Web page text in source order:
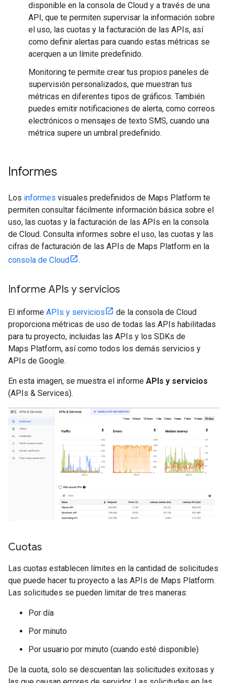
disponible en la consola de Cloud y a través de una
API, que te permiten supervisar la información sobre
el uso, las cuotas y la facturación de las APIs, así
como definir alertas para cuando estas métricas se
acerquen a un límite predefinido.
Monitoring te permite crear tus propios paneles de
supervisión personalizados, que muestran tus
métricas en diferentes tipos de gráficos. También
puedes emitir notificaciones de alerta, como correos
electrónicos o mensajes de texto SMS, cuando una
métrica supere un umbral predefinido.
Informes
Los informes visuales predefinidos de Maps Platform te
permiten consultar fácilmente información básica sobre el
uso, las cuotas y la facturación de las APIs en la consola
de Cloud. Consulta informes sobre el uso, las cuotas y las
cifras de facturación de las APIs de Maps Platform en la
consola de Cloud
.
Informe APIs y servicios
El informe APIs y servicios
de la consola de Cloud
proporciona métricas de uso de todas las APIs habilitadas
para tu proyecto, incluidas las APIs y los SDKs de
Maps Platform, así como todos los demás servicios y
APIs de Google.
En esta imagen, se muestra el informe APIs y servicios
(APIs & Services).
Cuotas
Las cuotas establecen límites en la cantidad de solicitudes
que puede hacer tu proyecto a las APIs de Maps Platform.
Las solicitudes se pueden limitar de tres maneras:
Por día
Por minuto
Por usuario por minuto (cuando esté disponible)
De la cuota, solo se descuentan las solicitudes exitosas y